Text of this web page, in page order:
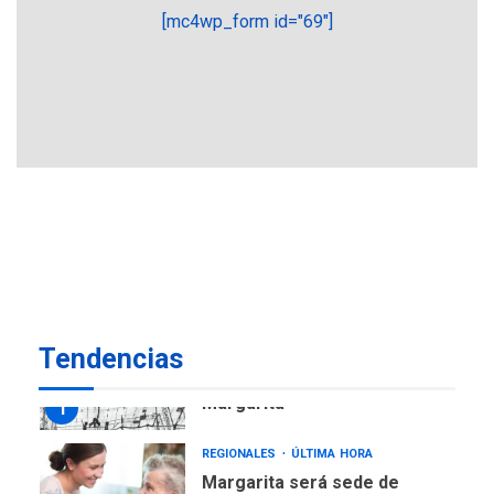
[mc4wp_form id="69"]
Tendencias
REGIONALES ÚLTIMA HORA
1
Margarita
REGIONALES ÚLTIMA HORA
Margarita será sede de